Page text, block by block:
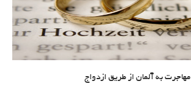
مهاجرت به آلمان از طریق ازدواج